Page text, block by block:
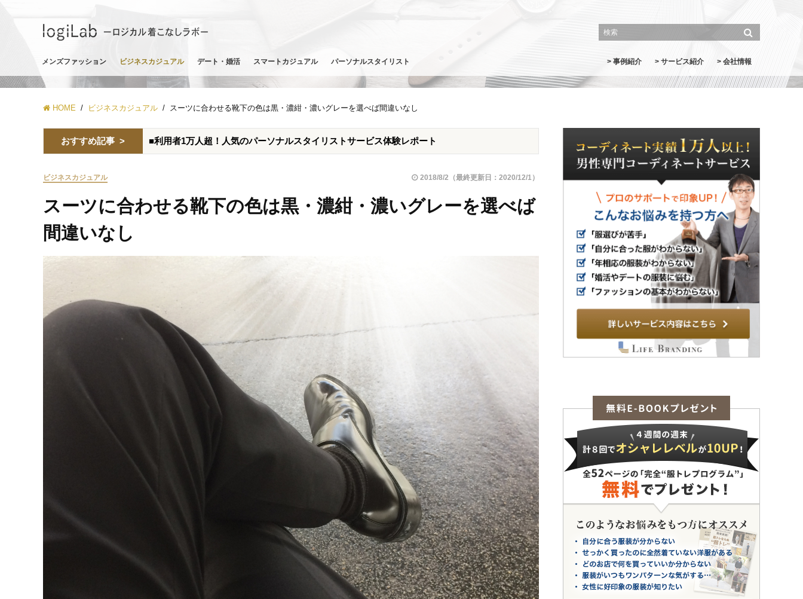
メンズファッション ビジネスカジュアル デート・婚活 スマートカジュアル パーソナルスタイリスト > 会社情報
> サービス紹介
> 事例紹介
HOME ビジネスカジュアル スーツに合わせる靴下の色は黒・濃紺・濃いグレーを選べば間違いなし
おすすめ記事 > ■利用者1万人超！人気のパーソナルスタイリストサービス体験レポート
ビジネスカジュアル 2018/8/2（最終更新日：2020/12/1）
スーツに合わせる靴下の色は黒・濃紺・濃いグレーを選べば
間違いなし